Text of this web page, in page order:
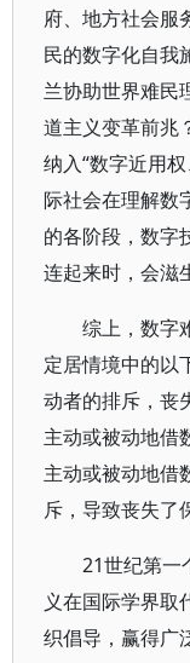
府、地方社会服
民的数字化自我
兰协助世界难民
道主义变革前兆
纳入“数字近用
际社会在理解数
的各阶段，数字
连起来时，会滋
综上，数字
定居情境中的以
动者的排斥，丧
主动或被动地借
主动或被动地借
斥，导致丧失了
21世纪第一
义在国际学界取
织倡导，赢得广